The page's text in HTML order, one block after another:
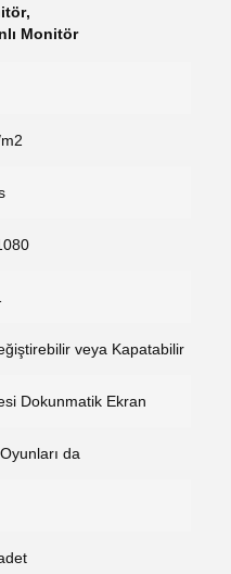
,
Monitör
veya Kapatabilir
Dokunmatik Ekran
da